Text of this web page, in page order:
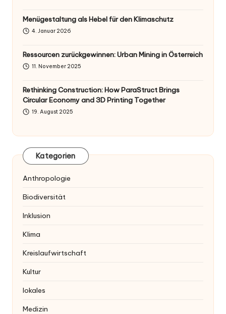
Menügestaltung als Hebel für den Klimaschutz
4. Januar 2026
Ressourcen zurückgewinnen: Urban Mining in Österreich
11. November 2025
Rethinking Construction: How ParaStruct Brings
Circular Economy and 3D Printing Together
19. August 2025
Kategorien
Anthropologie
Biodiversität
Inklusion
Klima
Kreislaufwirtschaft
Kultur
lokales
Medizin